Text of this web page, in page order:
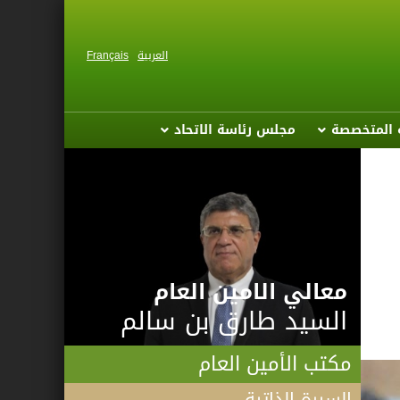
العربية Français
المتخصصة مجلس رئاسة الاتحاد
معالي الامين العام
السيد طارق بن سالم
مكتب الأمين العام